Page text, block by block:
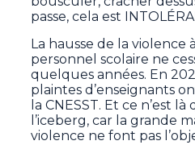
passe, cela est
La hausse de la violence
personnel scolaire ne
quelques années. En
plaintes d’enseignants
la CNESST. Et ce n’est
l’iceberg, car la grande
violence ne font pas